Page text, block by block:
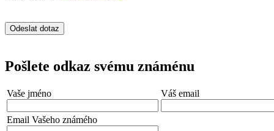
Pošlete odkaz svému známénu
Vaše jméno Váš email
Email Vašeho známého